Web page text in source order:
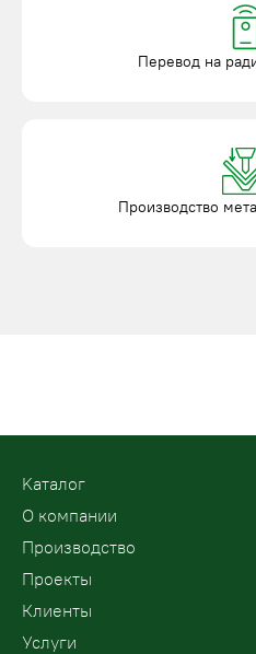
Перевод на
Производство
Kаталог
О компании
Производство
Проекты
Клиенты
Услуги